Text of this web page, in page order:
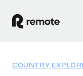
COUNTRY